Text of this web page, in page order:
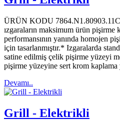
ÜRÜN KODU
ızgaraların maksimum ürün
performansının yanında homojen
için tasarlanmıştır.* Izgaralarda
satine edilmiş çelik pişirme yüzeyi
pişirme yüzeyine sert krom
Devamı..
Grill - Elektrikli